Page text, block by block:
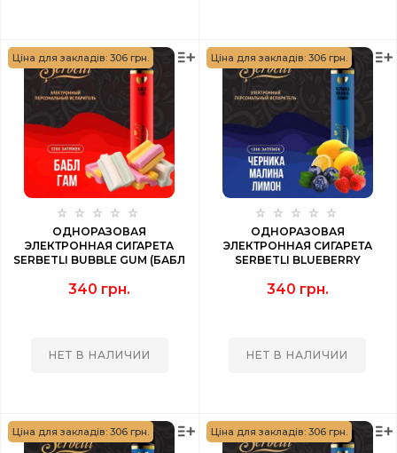
Ціна для закладів: 306 грн.
ОДНОРАЗОВАЯ
ЭЛЕКТРОННАЯ СИГАРЕТА
SERBETLI BUBBLE GUM (БАБЛ
340 грн.
НЕТ В НАЛИЧИИ
Ціна для закладів: 306 грн.
ОДНОРАЗОВАЯ
ЭЛЕКТРОННАЯ СИГАРЕТА
SERBETLI BLUEBERRY
МАЛИНА ЛИМОН) 1200 PUFF
340 грн.
НЕТ В НАЛИЧИИ
Ціна для закладів: 306 грн. Ціна для закладів: 306 грн.